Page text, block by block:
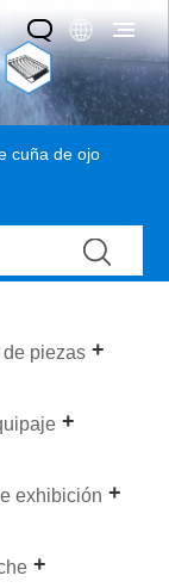
cuña de ojo
de piezas
exhibición